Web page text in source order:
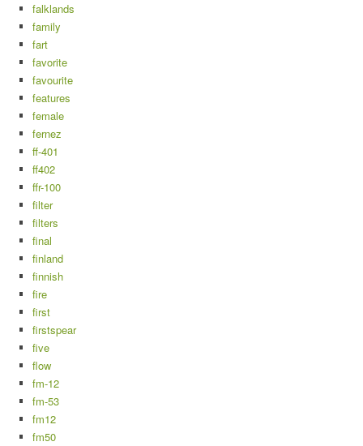
falklands
family
fart
favorite
favourite
features
female
fernez
ff-401
ff402
ffr-100
filter
filters
final
finland
finnish
fire
first
firstspear
five
flow
fm-12
fm-53
fm12
fm50